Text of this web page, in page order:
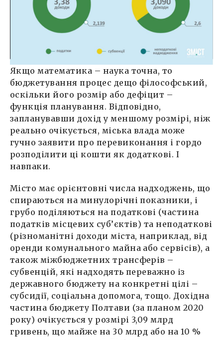
Якщо математика – наука точна, то
бюджетування процес дещо філософський,
оскільки його розмір або дефіцит –
функція планування. Відповідно,
запланувавши дохід у меншому розмірі, ніж
реально очікується, міська влада може
гучно заявити про перевиконання і гордо
розподілити ці кошти як додаткові. І
навпаки.
Місто має орієнтовні числа надходжень, що
спираються на минулорічні показники, і
грубо поділяються на податкові (частина
податків місцевих суб’єктів) та неподаткові
(різноманітні доходи міста, наприклад, від
оренди комунального майна або сервісів), а
також міжбюджетних трансферів –
субвенцій, які надходять переважно із
державного бюджету на конкретні цілі –
субсидії, соціальна допомога, тощо. Дохідна
частина бюджету Полтави (за планом 2020
року) очікується у розмірі 3,09 млрд
гривень, що майже на 30 млрд або на 10 %